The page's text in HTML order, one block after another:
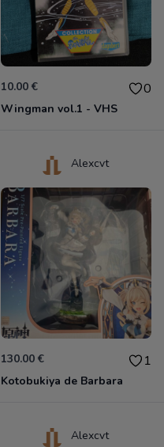
10.00 € 0
Wingman vol.1 - VHS
Alexcvt
130.00 € 1
Kotobukiya de Barbara
Alexcvt